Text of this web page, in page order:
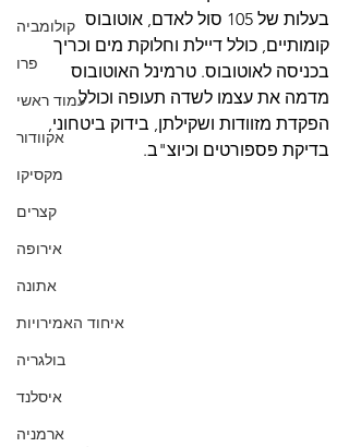
קולומביה
פרו
עמוד ראשי
אקוודור
מקסיקו
קצרים
אירופה
אתונה
איחוד האמירויות
בולגריה
איסלנד
ארמניה
בעלות של 105 סול לאדם, אוטובוס
קומותיים, כולל דיילת וחלוקת מים וכריך
בכניסה לאוטובוס. טרמינל האוטובוס
מדמה את עצמו לשדה תעופה וכולל
הפקדת מזוודות ושקילתן, בידוק ביטחוני,
בדיקת פספורטים וכיוצ"ב.